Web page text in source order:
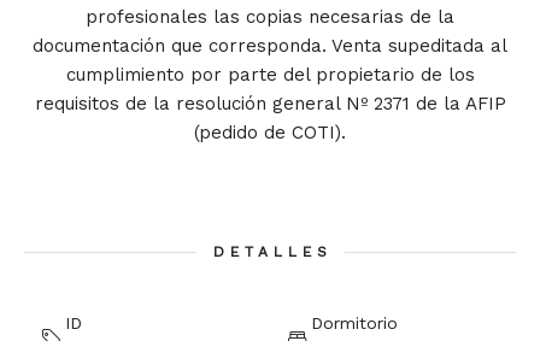
profesionales las copias necesarias de la
documentación que corresponda. Venta supeditada al
cumplimiento por parte del propietario de los
requisitos de la resolución general Nº 2371 de la AFIP
(pedido de COTI).
DETALLES
ID
Dormitorio